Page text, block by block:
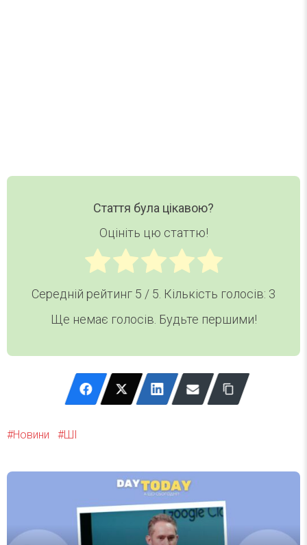
Стаття була цікавою?
Оцініть цю статтю!
Середній рейтинг 5 / 5. Кількість голосів: 3
Ще немає голосів. Будьте першими!
Новини ШІ